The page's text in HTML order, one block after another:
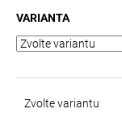
VARIANTA
Zvolte variantu
D
o